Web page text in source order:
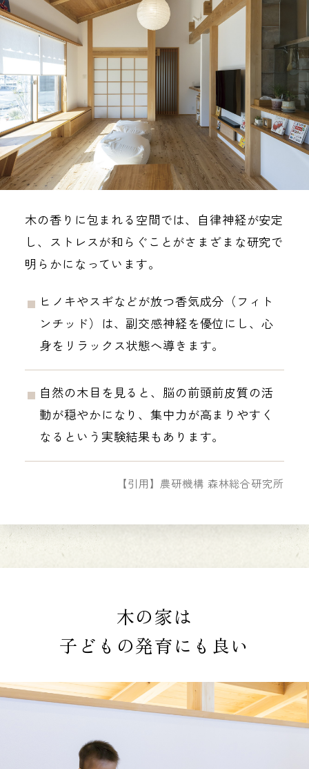
木の香りに包まれる空間では、自律神経が安定
し、ストレスが和らぐことがさまざまな研究で
明らかになっています。
ヒノキやスギなどが放つ香気成分（フィト
ンチッド）は、副交感神経を優位にし、心
身をリラックス状態へ導きます。
自然の木目を見ると、脳の前頭前皮質の活
動が穏やかになり、集中力が高まりやすく
なるという実験結果もあります。
【引用】農研機構 森林総合研究所
木の家は
子どもの発育にも良い